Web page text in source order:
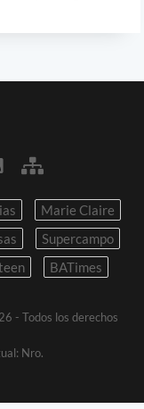
Marie Claire
Supercampo
BATimes
- Todos los derechos
Nro.